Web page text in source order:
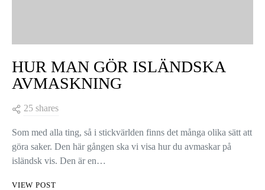
HUR MAN GÖR ISLÄNDSKA
AVMASKNING
25 shares
Som med alla ting, så i stickvärlden finns det många olika sätt att
göra saker. Den här gången ska vi visa hur du avmaskar på
isländsk vis. Den är en…
VIEW POST